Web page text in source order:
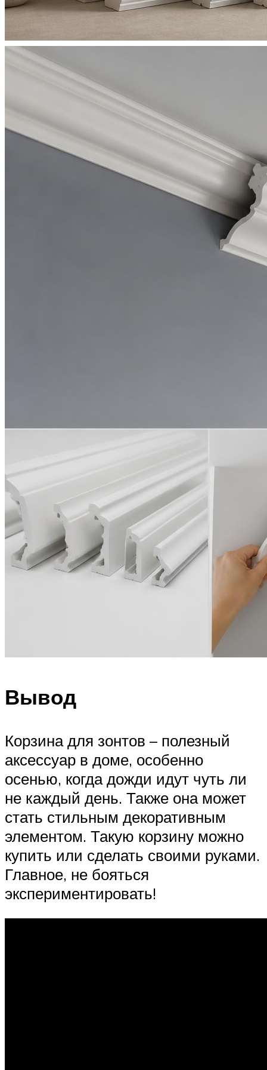
Вывод
Корзина для зонтов – полезный
аксессуар в доме, особенно
осенью, когда дожди идут чуть ли
не каждый день. Также она может
стать стильным декоративным
элементом. Такую корзину можно
купить или сделать своими руками.
Главное, не бояться
экспериментировать!